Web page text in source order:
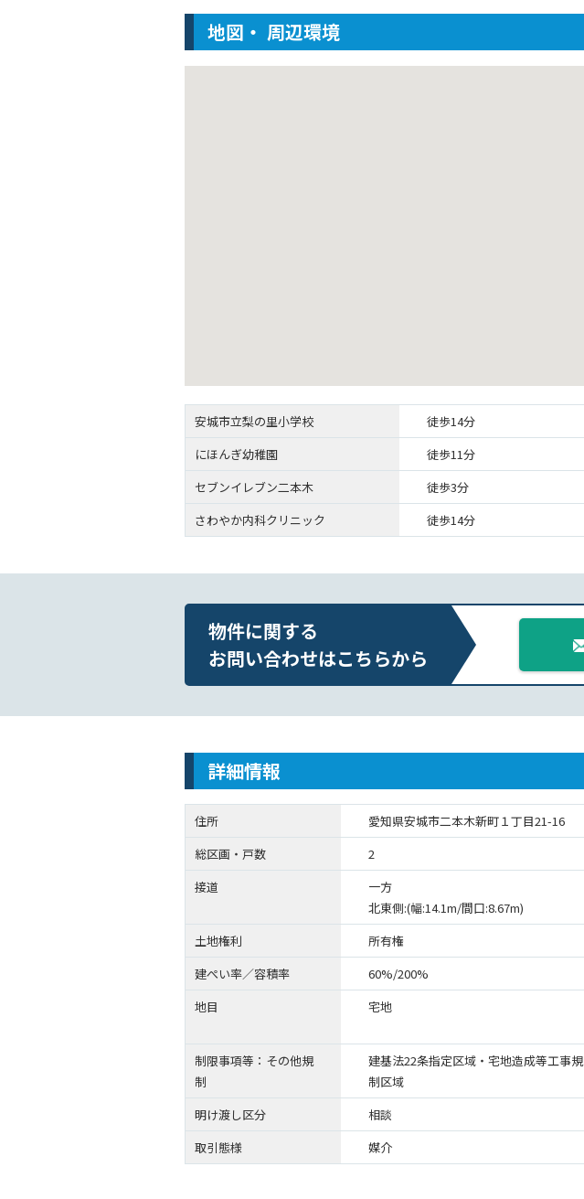
地図・ 周辺環境
安城市立梨の里小学校 徒歩14分
にほんぎ幼稚園
徒歩11分
セブンイレブン二本木
徒歩3分
さわやか内科クリニック
徒歩14分
物件に関する
お問い合わせはこちらから
詳細情報
住所 愛知県安城市二本木新町１丁目21-16
総区画・戸数
2
接道
一方
北東側:(幅:14.1m/間口:8.67m)
土地権利 所有権
建ぺい率／容積率
60%/200%
地目
宅地
制限事項等：その他規
制
建基法22条指定区域・宅地造成等工事規
制区域
明け渡し区分 相談
取引態様
媒介